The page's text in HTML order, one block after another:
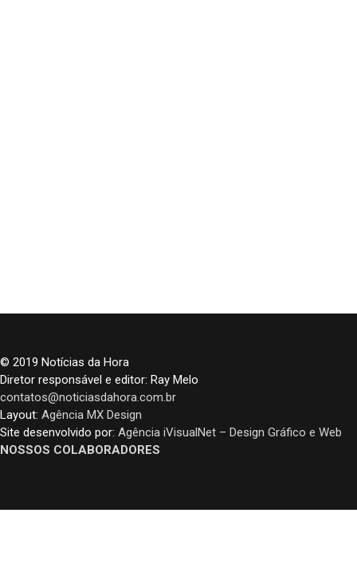
© 2019 Notícias da Hora
Diretor responsável e editor: Ray Melo
contatos@noticiasdahora.com.br
Layout: Agência MX Design
Site desenvolvido por: Agência iVisualNet – Design Gráfico e Web
NOSSOS COLABORADORES